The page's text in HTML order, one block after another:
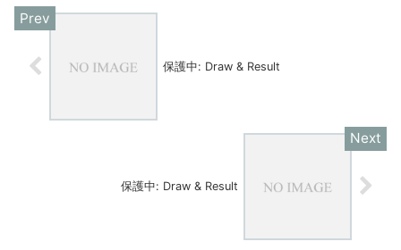
保護中: Draw & Result
保護中: Draw & Result